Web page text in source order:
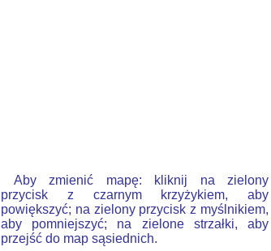
Aby zmienić mapę: kliknij na zielony
przycisk z czarnym krzyżykiem, aby
powiększyć; na zielony przycisk z myślnikiem,
aby pomniejszyć; na zielone strzałki, aby
przejść do map sąsiednich.